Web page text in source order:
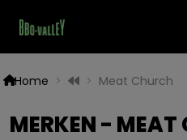
Home Meat Church
MERKEN - MEAT